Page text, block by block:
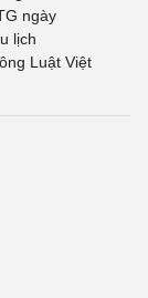
ngày
lịch
Luật Việt